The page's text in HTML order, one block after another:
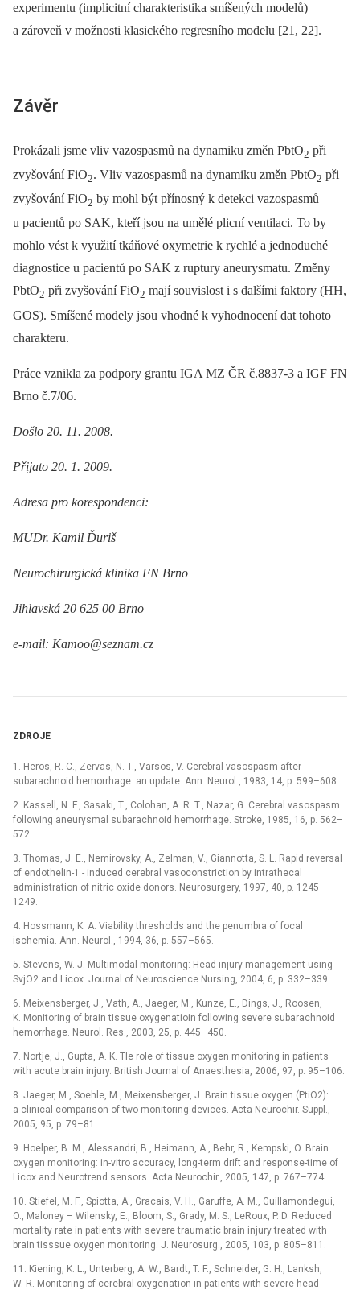
experimentu (implicitní charakteristika smíšených modelů)
a zároveň v možnosti klasického regresního modelu [21, 22].
Závěr
Prokázali jsme vliv vazospasmů na dynamiku změn PbtO2 při
zvyšování FiO2. Vliv vazospasmů na dynamiku změn PbtO2 při
zvyšování FiO2 by mohl být přínosný k detekci vazospasmů
u pacientů po SAK, kteří jsou na umělé plicní ventilaci. To by
mohlo vést k využití tkáňové oxymetrie k rychlé a jednoduché
diagnostice u pacientů po SAK z ruptury aneurysmatu. Změny
PbtO2 při zvyšování FiO2 mají souvislost i s dalšími faktory (HH,
GOS). Smíšené modely jsou vhodné k vyhodnocení dat tohoto
charakteru.
Práce vznikla za podpory grantu IGA MZ ČR č.8837-3 a IGF FN
Brno č.7/06.
Došlo 20. 11. 2008.
Přijato 20. 1. 2009.
Adresa pro korespondenci:
MUDr. Kamil Ďuriš
Neurochirurgická klinika FN Brno
Jihlavská 20 625 00 Brno
e-mail: Kamoo@seznam.cz
ZDROJE
1. Heros, R. C., Zervas, N. T., Varsos, V. Cerebral vasospasm after
subarachnoid hemorrhage: an update. Ann. Neurol., 1983, 14, p. 599–608.
2. Kassell, N. F., Sasaki, T., Colohan, A. R. T., Nazar, G. Cerebral vasospasm
following aneurysmal subarachnoid hemorrhage. Stroke, 1985, 16, p. 562–
572.
3. Thomas, J. E., Nemirovsky, A., Zelman, V., Giannotta, S. L. Rapid reversal
of endothelin-1 -⁠ induced cerebral vasoconstriction by intrathecal
administration of nitric oxide donors. Neurosurgery, 1997, 40, p. 1245–
1249.
4. Hossmann, K. A. Viability thresholds and the penumbra of focal
ischemia. Ann. Neurol., 1994, 36, p. 557–565.
5. Stevens, W. J. Multimodal monitoring: Head injury management using
SvjO2 and Licox. Journal of Neuroscience Nursing, 2004, 6, p. 332–339.
6. Meixensberger, J., Vath, A., Jaeger, M., Kunze, E., Dings, J., Roosen,
K. Monitoring of brain tissue oxygenatioin following severe subarachnoid
hemorrhage. Neurol. Res., 2003, 25, p. 445–450.
7. Nortje, J., Gupta, A. K. Tle role of tissue oxygen monitoring in patients
with acute brain injury. British Journal of Anaesthesia, 2006, 97, p. 95–106.
8. Jaeger, M., Soehle, M., Meixensberger, J. Brain tissue oxygen (PtiO2):
a clinical comparison of two monitoring devices. Acta Neurochir. Suppl.,
2005, 95, p. 79–81.
9. Hoelper, B. M., Alessandri, B., Heimann, A., Behr, R., Kempski, O. Brain
oxygen monitoring: in-vitro accuracy, long-term drift and response-time of
Licox and Neurotrend sensors. Acta Neurochir., 2005, 147, p. 767–774.
10. Stiefel, M. F., Spiotta, A., Gracais, V. H., Garuffe, A. M., Guillamondegui,
O., Maloney –⁠ Wilensky, E., Bloom, S., Grady, M. S., LeRoux, P. D. Reduced
mortality rate in patients with severe traumatic brain injury treated with
brain tisssue oxygen monitoring. J. Neurosurg., 2005, 103, p. 805–811.
11. Kiening, K. L., Unterberg, A. W., Bardt, T. F., Schneider, G. H., Lanksh,
W. R. Monitoring of cerebral oxygenation in patients with severe head